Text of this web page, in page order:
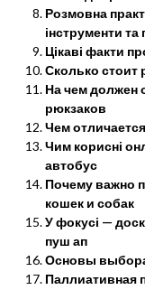
Розмовна
інструменти та
Цікаві факти
Сколько стоит
На чем должен
рюкзаков
Чем
Чим корисні
автобус
Почему важно
кошек и собак
У фокусі —
пуш ап
Основы
Паллиативная